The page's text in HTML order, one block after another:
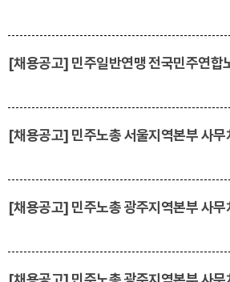
[채용공고] 민주일반연맹 전국민주연합
[채용공고] 민주노총 서울지역본부 사무
[채용공고] 민주노총 광주지역본부 사무